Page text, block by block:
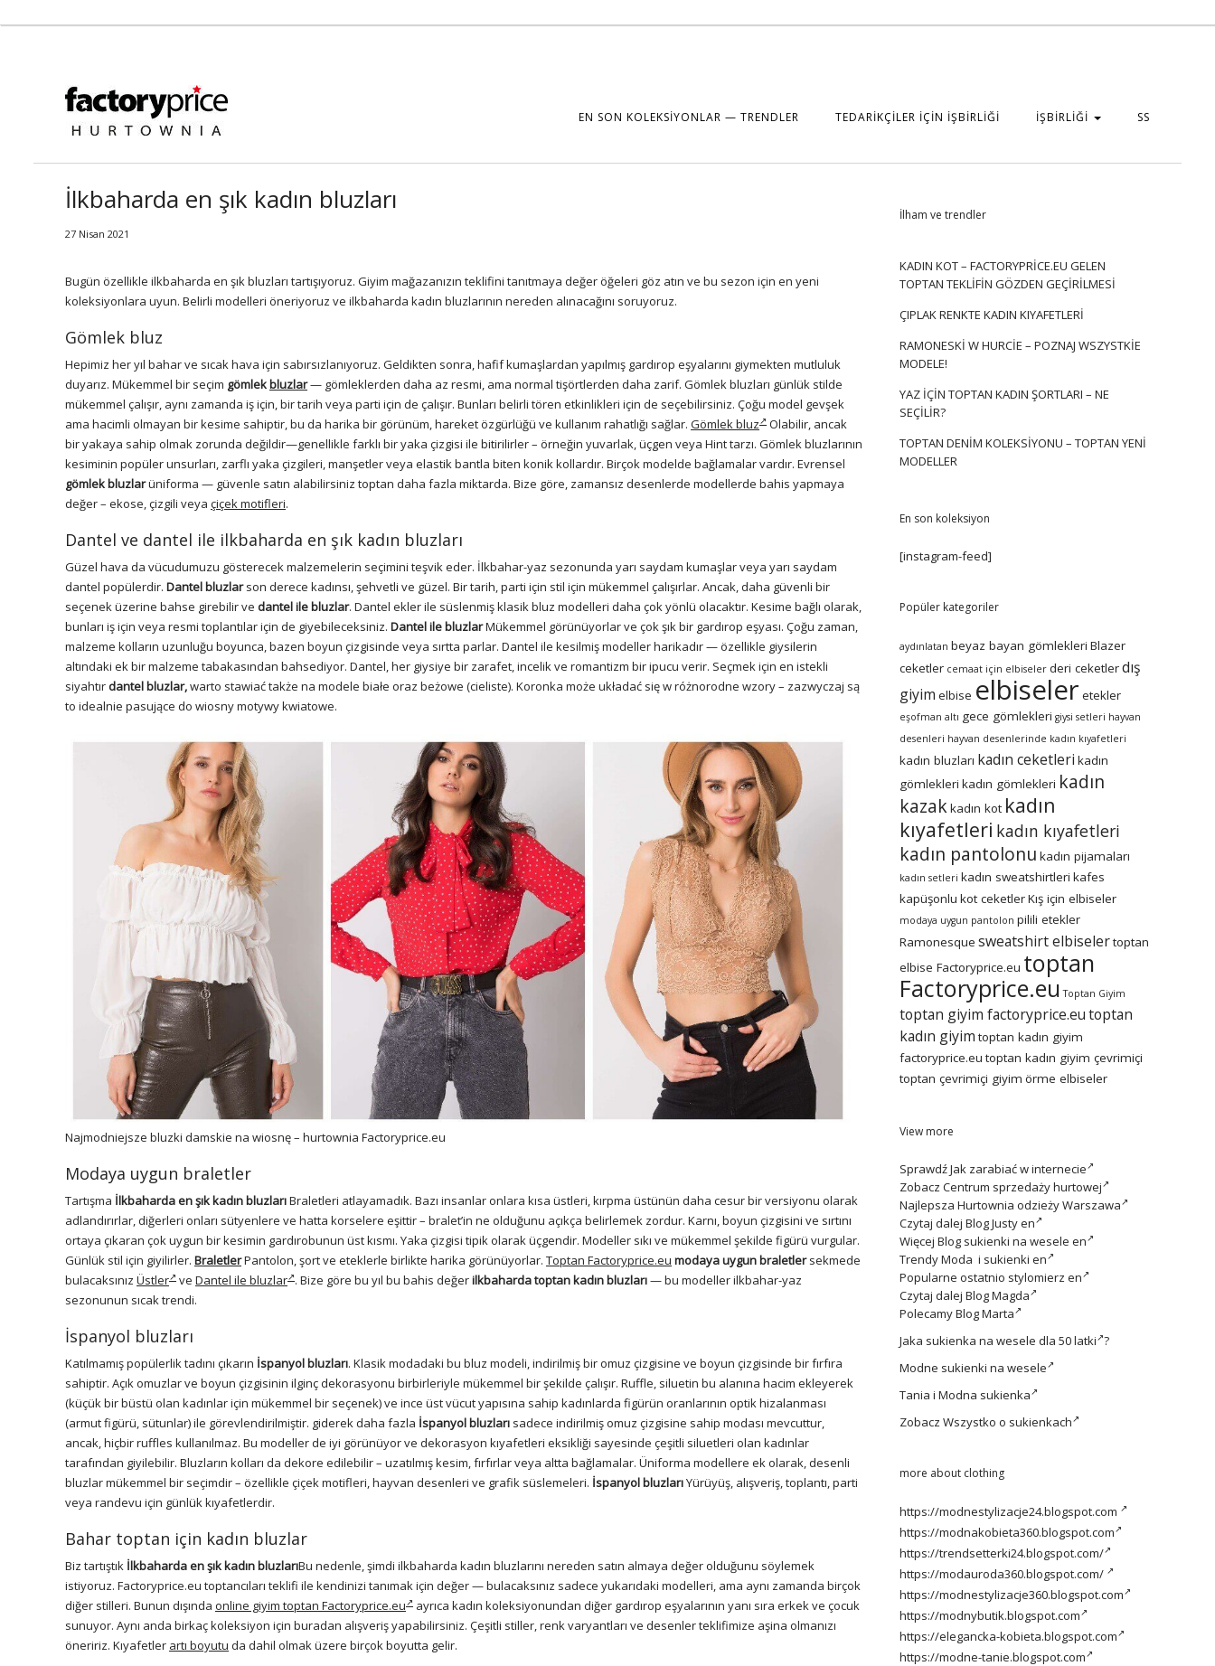
EN SON KOLEKSIYONLAR — TRENDLER TEDARİKÇİLER İÇİN İŞBİRLİĞİ İŞBİRLİĞİ SS
İlkbaharda en şık kadın bluzları
27 Nisan 2021
Bugün özellikle ilkbaharda en şık bluzları tartışıyoruz. Giyim mağazanızın teklifini tanıtmaya değer öğeleri göz atın ve bu sezon için en yeni
koleksiyonlara uyun. Belirli modelleri öneriyoruz ve ilkbaharda kadın bluzlarının nereden alınacağını soruyoruz.
Gömlek bluz
Hepimiz her yıl bahar ve sıcak hava için sabırsızlanıyoruz. Geldikten sonra, hafif kumaşlardan yapılmış gardırop eşyalarını giymekten mutluluk
duyarız. Mükemmel bir seçim gömlekbluzlar— gömleklerden daha az resmi, ama normal tişörtlerden daha zarif. Gömlek bluzları günlük stilde
mükemmel çalışır, aynı zamanda iş için, bir tarih veya parti için de çalışır. Bunları belirli tören etkinlikleri için de seçebilirsiniz. Çoğu model gevşek
ama hacimli olmayan bir kesime sahiptir, bu da harika bir görünüm, hareket özgürlüğü ve kullanım rahatlığı sağlar. Gömlek bluz
Olabilir, ancak
bir yakaya sahip olmak zorunda değildir—genellikle farklı bir yaka çizgisi ile bitirilirler – örneğin yuvarlak, üçgen veya Hint tarzı. Gömlek bluzlarının
kesiminin popüler unsurları, zarflı yaka çizgileri, manşetler veya elastik bantla biten konik kollardır. Birçok modelde bağlamalar vardır. Evrensel
gömlek bluzlarüniforma — güvenle satın alabilirsiniz toptan daha fazla miktarda. Bize göre, zamansız desenlerde modellerde bahis yapmaya
değer – ekose, çizgili veya çiçek motifleri.
Dantel ve dantel ile ilkbaharda en şık kadın bluzları
Güzel hava da vücudumuzu gösterecek malzemelerin seçimini teşvik eder. İlkbahar-yaz sezonunda yarı saydam kumaşlar veya yarı saydam
dantel popülerdir. Dantel bluzlarson derece kadınsı, şehvetli ve güzel. Bir tarih, parti için stil için mükemmel çalışırlar. Ancak, daha güvenli bir
seçenek üzerine bahse girebilir ve dantel ile bluzlar. Dantel ekler ile süslenmiş klasik bluz modelleri daha çok yönlü olacaktır. Kesime bağlı olarak,
bunları iş için veya resmi toplantılar için de giyebileceksiniz. Dantel ile bluzlarMükemmel görünüyorlar ve çok şık bir gardırop eşyası. Çoğu zaman,
malzeme kolların uzunluğu boyunca, bazen boyun çizgisinde veya sırtta parlar. Dantel ile kesilmiş modeller harikadır — özellikle giysilerin
altındaki ek bir malzeme tabakasından bahsediyor. Dantel, her giysiye bir zarafet, incelik ve romantizm bir ipucu verir. Seçmek için en istekli
siyahtır dantel bluzlar,warto stawiać także na modele białe oraz beżowe (cieliste). Koronka może układać się w różnorodne wzory – zazwyczaj są
to idealnie pasujące do wiosny motywy kwiatowe.
Najmodniejsze bluzki damskie na wiosnę – hurtownia Factoryprice.eu
Modaya uygun braletler
Tartışma İlkbaharda en şık kadın bluzlarıBraletleri atlayamadık. Bazı insanlar onlara kısa üstleri, kırpma üstünün daha cesur bir versiyonu olarak
adlandırırlar, diğerleri onları sütyenlere ve hatta korselere eşittir – bralet’in ne olduğunu açıkça belirlemek zordur. Karnı, boyun çizgisini ve sırtını
ortaya çıkaran çok uygun bir kesimin gardırobunun üst kısmı. Yaka çizgisi tipik olarak üçgendir. Modeller sıkı ve mükemmel şekilde figürü vurgular.
Günlük stil için giyilirler. BraletlerPantolon, şort ve eteklerle birlikte harika görünüyorlar. Toptan Factoryprice.eu modaya uygun braletlersekmede
bulacaksınız Üstler ve Dantel ile bluzlar . Bize göre bu yıl bu bahis değerilkbaharda toptan kadın bluzları— bu modeller ilkbahar-yaz
sezonunun sıcak trendi.
İspanyol bluzları
Katılmamış popülerlik tadını çıkarın İspanyol bluzları. Klasik modadaki bu bluz modeli, indirilmiş bir omuz çizgisine ve boyun çizgisinde bir fırfıra
sahiptir. Açık omuzlar ve boyun çizgisinin ilginç dekorasyonu birbirleriyle mükemmel bir şekilde çalışır. Ruffle, siluetin bu alanına hacim ekleyerek
(küçük bir büstü olan kadınlar için mükemmel bir seçenek) ve ince üst vücut yapısına sahip kadınlarda figürün oranlarının optik hizalanması
(armut figürü, sütunlar) ile görevlendirilmiştir. giderek daha fazla İspanyol bluzları sadece indirilmiş omuz çizgisine sahip modası mevcuttur,
ancak, hiçbir ruffles kullanılmaz. Bu modeller de iyi görünüyor ve dekorasyon kıyafetleri eksikliği sayesinde çeşitli siluetleri olan kadınlar
tarafından giyilebilir. Bluzların kolları da dekore edilebilir – uzatılmış kesim, fırfırlar veya altta bağlamalar. Üniforma modellere ek olarak, desenli
bluzlar mükemmel bir seçimdir – özellikle çiçek motifleri, hayvan desenleri ve grafik süslemeleri. İspanyol bluzlarıYürüyüş, alışveriş, toplantı, parti
veya randevu için günlük kıyafetlerdir.
Bahar toptan için kadın bluzlar
Biz tartıştık İlkbaharda en şık kadın bluzlarıBu nedenle, şimdi ilkbaharda kadın bluzlarını nereden satın almaya değer olduğunu söylemek
istiyoruz. Factoryprice.eu toptancıları teklifi ile kendinizi tanımak için değer — bulacaksınız sadece yukarıdaki modelleri, ama aynı zamanda birçok
diğer stilleri. Bunun dışında online giyim toptan Factoryprice.eu
ayrıca kadın koleksiyonundan diğer gardırop eşyalarının yanı sıra erkek ve çocuk
sunuyor. Aynı anda birkaç koleksiyon için buradan alışveriş yapabilirsiniz. Çeşitli stiller, renk varyantları ve desenler teklifimize aşina olmanızı
öneririz. Kıyafetler artı boyutu da dahil olmak üzere birçok boyutta gelir.
İlham ve trendler
KADIN KOT – FACTORYPRICE.EU GELEN
TOPTAN TEKLIFIN GÖZDEN GEÇIRILMESI
ÇIPLAK RENKTE KADIN KIYAFETLERI
RAMONESKI W HURCIE – POZNAJ WSZYSTKIE
MODELE!
YAZ IÇIN TOPTAN KADIN ŞORTLARI – NE
SEÇILIR?
TOPTAN DENIM KOLEKSIYONU – TOPTAN YENI
MODELLER
En son koleksiyon
[instagram-feed]
Popüler kategoriler
aydınlatan beyaz bayan gömlekleri Blazer
ceketler cemaat için elbiseler deri ceketlerdış
giyim elbise elbiseler etekler
eşofman altı gece gömlekleri giysi setleri hayvan
desenleri hayvan desenlerinde kadın kıyafetleri
kadın bluzları kadın ceketleri kadın
gömlekleri kadın gömlekleri kadın
kazakkadın kot kadın
kıyafetleri kadın kıyafetleri
kadın pantolonu kadın pijamaları
kadın setleri kadın sweatshirtleri kafes
kapüşonlu kot ceketlerKış için elbiseler
modaya uygun pantolon pilili etekler
Ramonesque sweatshirt elbiselertoptan
elbise Factoryprice.eu toptan
Factoryprice.eu Toptan Giyim
toptan giyim factoryprice.eutoptan
kadın giyimtoptan kadın giyim
factoryprice.eutoptan kadın giyim çevrimiçi
toptan çevrimiçi giyim örme elbiseler
View more
SprawdźJak zarabiać w internecie
Zobacz Centrum sprzedaży hurtowej
Najlepsza Hurtownia odzieży Warszawa
Czytaj dalej Blog Justy en
Więcej Blog sukienki na wesele en
TrendyModa i sukienki en
Popularne ostatnio stylomierz en
Czytaj dalej Blog Magda
PolecamyBlog Marta
Jaka sukienka na wesele dla 50 latki ?
Modne sukienki na wesele
Tania i Modna sukienka
Zobacz Wszystko o sukienkach
more about clothing
https://modnestylizacje24.blogspot.com
https://modnakobieta360.blogspot.com
https://trendsetterki24.blogspot.com/
https://modauroda360.blogspot.com/
https://modnestylizacje360.blogspot.com
https://modnybutik.blogspot.com
https://elegancka-kobieta.blogspot.com
https://modne-tanie.blogspot.com